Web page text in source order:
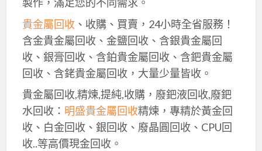
貴金屬回收、收購、買賣，24小時全省服務！
含金貴金屬回收、金鹽回收、含銀貴金屬回
收、銀膏回收、含鉑貴金屬回收、含鈀貴金屬
回收、含銠貴金屬回收，大量少量皆收。
貴金屬回收,精煉,提純,收購，廢鈀液回收,廢鈀
水回收： 明盛貴金屬回收精煉，專精於黃金回
收、白金回收、銀回收、廢晶圓回收、CPU回
收..等高價現金回收。